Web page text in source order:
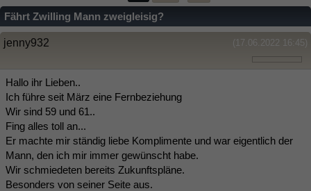
Fährt Zwilling Mann zweigleisig?
(17.06.2022 16:45)
jenny932
Hallo ihr Lieben..
Ich führe seit März eine Fernbeziehung
Wir sind 59 und 61..
Fing alles toll an...
Er machte mir ständig liebe Komplimente und war eigentlich der
Mann, den ich mir immer gewünscht habe.
Wir schmiedeten bereits Zukunftspläne.
Besonders von seiner Seite aus.